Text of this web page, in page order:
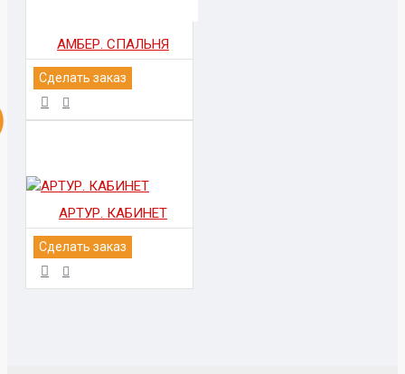
АМБЕР. СПАЛЬНЯ
Сделать заказ
АРТУР. КАБИНЕТ
Сделать заказ